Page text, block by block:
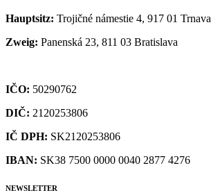
Hauptsitz: Trojičné námestie 4, 917 01 Trnava
Zweig: Panenská 23, 811 03 Bratislava
IČO: 50290762
DIČ: 2120253806
IČ DPH: SK2120253806
IBAN: SK38 7500 0000 0040 2877 4276
NEWSLETTER